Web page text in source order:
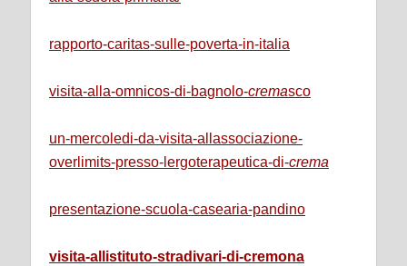
rapporto-caritas-sulle-poverta-in-italia
visita-alla-omnicos-di-bagnolo-cremasco
un-mercoledi-da-visita-allassociazione-
overlimits-presso-lergoterapeutica-di-crema
presentazione-scuola-casearia-pandino
visita-allistituto-stradivari-di-cremona